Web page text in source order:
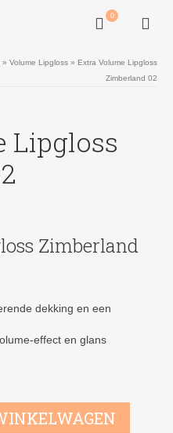
0
» Volume Lipgloss » Extra Volume Lipgloss
Zimberland 02
Lipgloss
Zimberland
dekking en een
effect en glans